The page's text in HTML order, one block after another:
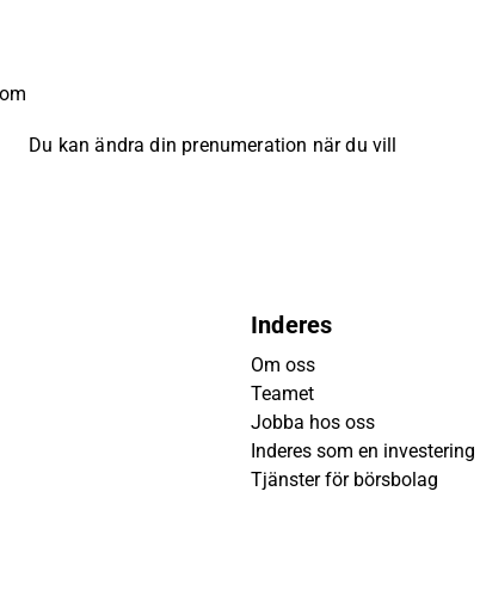
Du kan ändra din prenumeration när du vill
Inderes
Om oss
Teamet
Jobba hos oss
Inderes som en investering
Tjänster för börsbolag